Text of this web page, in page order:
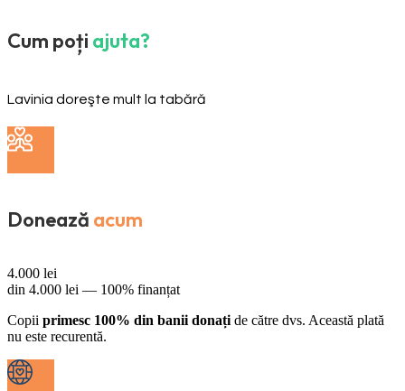
Cum poți ajuta?
Lavinia doreşte mult la tabără
Donează acum
4.000 lei
din 4.000 lei — 100% finanțat
Copii primesc 100% din banii donați de către dvs. Această plată
nu este recurentă.